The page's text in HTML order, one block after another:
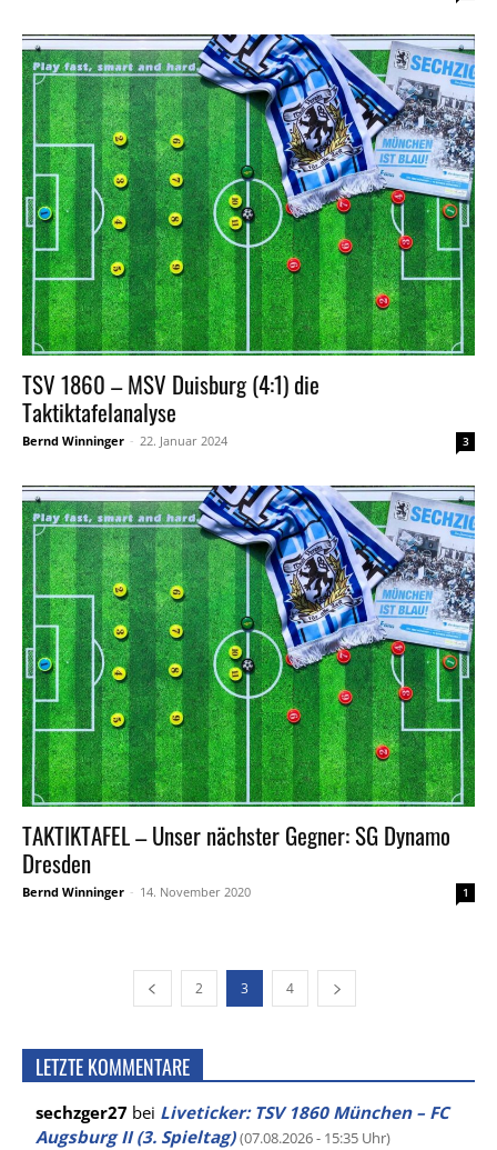
TSV 1860 – MSV Duisburg (4:1) die
Taktiktafelanalyse
Bernd Winninger - 22. Januar 2024 3
TAKTIKTAFEL – Unser nächster Gegner: SG Dynamo
Dresden
Bernd Winninger - 14. November 2020 1
2 3 4
LETZTE KOMMENTARE
sechzger27 bei Liveticker: TSV 1860 München – FC
Augsburg II (3. Spieltag) (07.08.2026 - 15:35 Uhr)